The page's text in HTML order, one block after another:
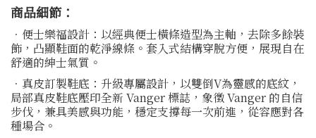
商品細節：
．便士樂福設計：以經典便士橫條造型為主軸，去除多餘裝
飾，凸顯鞋面的乾淨線條。套入式結構穿脫方便，展現自在
舒適的紳士氣質。
．真皮訂製鞋底：升級專屬設計，以雙倒V為靈感的底紋，
局部真皮鞋底壓印全新 Vanger 標誌，象徵 Vanger 的自信
步伐，兼具美感與功能，穩定支撐每一次前進，從容應對各
種場合。